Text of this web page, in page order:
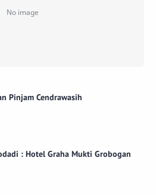
Pinjam Cendrawasih
: Hotel Graha Mukti Grobogan